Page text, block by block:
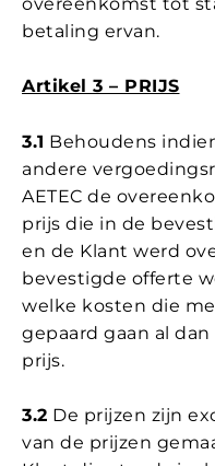
betaling ervan.
Artikel 3 – PRIJS
3.1 Behoudens
andere
AETEC de
prijs die in de
en de Klant werd
bevestigde offerte
welke kosten die
gepaard gaan al
prijs.
3.2 De prijzen zijn
van de prijzen